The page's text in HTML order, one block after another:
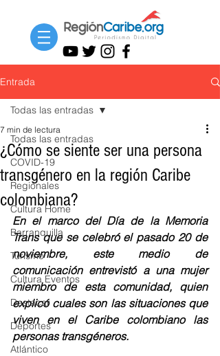
Entrada
Todas las entradas
COVID-19
Regionales
Cultura Home
Barranquilla
Turismo
Cultura Eventos
Destacar
Deportes
Atlántico
Todas las entradas
¿Cómo se siente ser una persona
transgénero en la región Caribe
colombiana?
7 min de lectura
En el marco del Día de la Memoria
Trans que se celebró el pasado 20 de
noviembre, este medio de
comunicación entrevistó a una mujer
miembro de esta comunidad, quien
explicó cuales son las situaciones que
viven en el Caribe colombiano las
personas transgéneros.